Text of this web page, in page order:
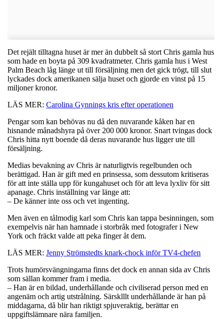
Det rejält tilltagna huset är mer än dubbelt så stort Chris gamla hus
som hade en boyta på 309 kvadratmeter. Chris gamla hus i West
Palm Beach låg länge ut till försäljning men det gick trögt, till slut
lyckades dock amerikanen sälja huset och gjorde en vinst på 15
miljoner kronor.
LÄS MER: Carolina Gynnings kris efter operationen
Pengar som kan behövas nu då den nuvarande kåken har en
hisnande månadshyra på över 200 000 kronor. Snart tvingas dock
Chris hitta nytt boende då deras nuvarande hus ligger ute till
försäljning.
Medias bevakning av Chris är naturligtvis regelbunden och
berättigad. Han är gift med en prinsessa, som dessutom kritiseras
för att inte ställa upp för kungahuset och för att leva lyxliv för sitt
apanage. Chris inställning var länge att:
– De känner inte oss och vet ingenting.
Men även en tålmodig karl som Chris kan tappa besinningen, som
exempelvis när han hamnade i storbråk med fotografer i New
York och fräckt valde att peka finger åt dem.
LÄS MER: Jenny Strömstedts knark-chock inför TV4-chefen
Trots humörsvängningarna finns det dock en annan sida av Chris
som sällan kommer fram i media.
– Han är en bildad, underhållande och civiliserad person med en
angenäm och artig utstrålning. Särsklllt underhållande är han på
middagarna, då blir han riktigt spjuveraktig, berättar en
uppgiftslämnare nära familjen.